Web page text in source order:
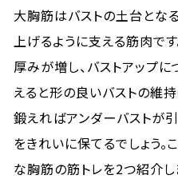
大胸筋はバストの土台とな
上げるように支える筋肉で
厚みが増し、バストアップ
えると形の良いバストの維
鍛えればアンダーバストが
をきれいに保てるでしょう
な胸筋の筋トレを2つ紹介し